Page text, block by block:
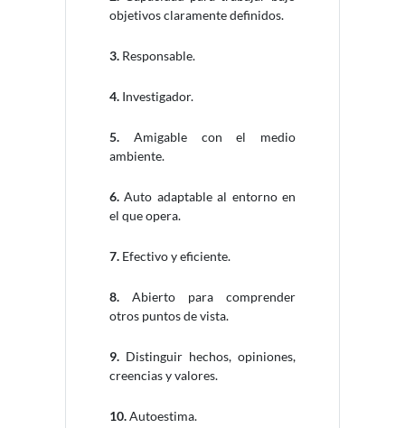
objetivos claramente definidos.
3. Responsable.
4. Investigador.
5. Amigable con el medio
ambiente.
6.Auto adaptable al entorno en
el que opera.
7. Efectivo y eficiente.
8. Abierto para comprender
otros puntos de vista.
9. Distinguir hechos, opiniones,
creencias y valores.
10.Autoestima.